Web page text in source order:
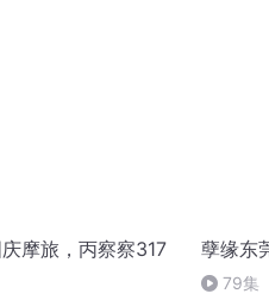
摩旅，丙察察317
孽缘东
79集